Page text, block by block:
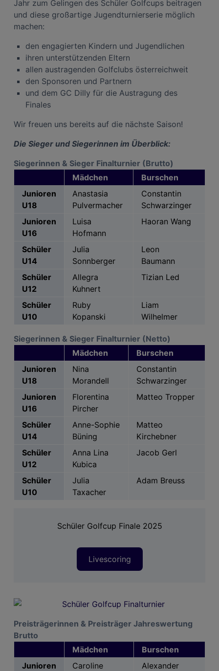
Jahr zum Gelingen des Schüler Golfcups beitragen
und diese großartige Jugendturnierserie möglich
machen:
den engagierten Kindern und Jugendlichen
ihren unterstützenden Eltern
allen austragenden Golfclubs österreichweit
den Sponsoren und Partnern
und dem GC Dilly für die Austragung des
Finales
Wir freuen uns bereits auf die nächste Saison!
Die Sieger und Siegerinnen im Überblick:
Siegerinnen & Sieger Finalturnier (Brutto)
Mädchen
Burschen
Junioren
U18
Anastasia
Pulvermacher
Constantin
Schwarzinger
Junioren
U16
Luisa
Hofmann
Haoran Wang
Schüler
U14
Julia
Sonnberger
Leon
Baumann
Schüler
U12
Allegra
Kuhnert
Tizian Led
Schüler
U10
Ruby
Kopanski
Liam
Wilhelmer
Siegerinnen & Sieger Finalturnier (Netto)
Mädchen
Burschen
Junioren
U18
Nina
Morandell
Constantin
Schwarzinger
Junioren
U16
Florentina
Pircher
Matteo Tropper
Schüler
U14
Anne-Sophie
Büning
Matteo
Kirchebner
Schüler
U12
Anna Lina
Kubica
Jacob Gerl
Schüler
U10
Julia
Taxacher
Adam Breuss
Schüler Golfcup Finale 2025
Livescoring
Preisträgerinnen & Preisträger Jahreswertung
Brutto
Mädchen
Burschen
Junioren
Caroline
Alexander